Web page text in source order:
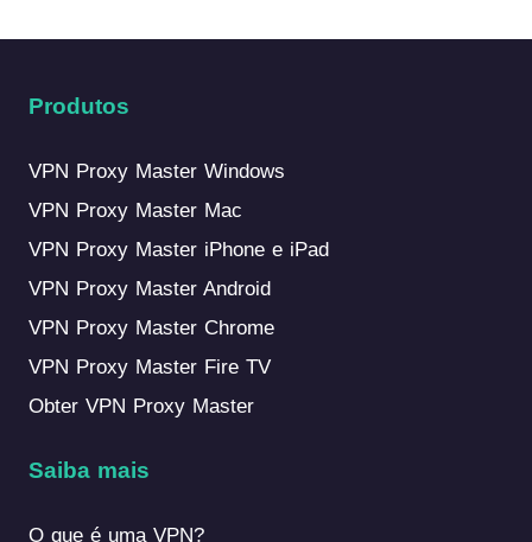
Produtos
VPN Proxy Master Windows
VPN Proxy Master Mac
VPN Proxy Master iPhone e iPad
VPN Proxy Master Android
VPN Proxy Master Chrome
VPN Proxy Master Fire TV
Obter VPN Proxy Master
Saiba mais
O que é uma VPN?